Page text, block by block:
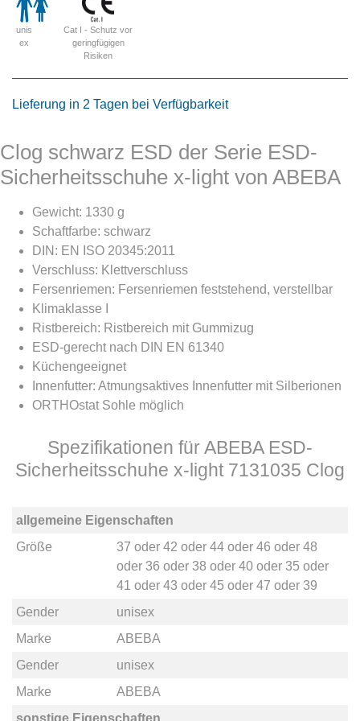
unis
ex
Cat I - Schutz vor
geringfügigen
Risiken
Lieferung in 2 Tagen bei Verfügbarkeit
Clog schwarz ESD der Serie ESD-
Sicherheitsschuhe x-light von ABEBA
Gewicht: 1330 g
Schaftfarbe: schwarz
DIN: EN ISO 20345:2011
Verschluss: Klettverschluss
Fersenriemen: Fersenriemen feststehend, verstellbar
Klimaklasse I
Ristbereich: Ristbereich mit Gummizug
ESD-gerecht nach DIN EN 61340
Küchengeeignet
Innenfutter: Atmungsaktives Innenfutter mit Silberionen
ORTHOstat Sohle möglich
Spezifikationen für ABEBA ESD-
Sicherheitsschuhe x-light 7131035 Clog
allgemeine Eigenschaften
Größe
37 oder 42 oder 44oder 46 oder 48
oder 36 oder 38 oder 40oder 35 oder
41 oder 43 oder 45 oder 47 oder 39
Gender
unisex
Marke
ABEBA
Gender
unisex
Marke
ABEBA
sonstige Eigenschaften